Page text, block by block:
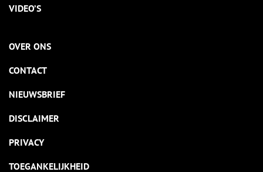
VIDEO’S
OVER ONS
CONTACT
NIEUWSBRIEF
DISCLAIMER
PRIVACY
TOEGANKELIJKHEID